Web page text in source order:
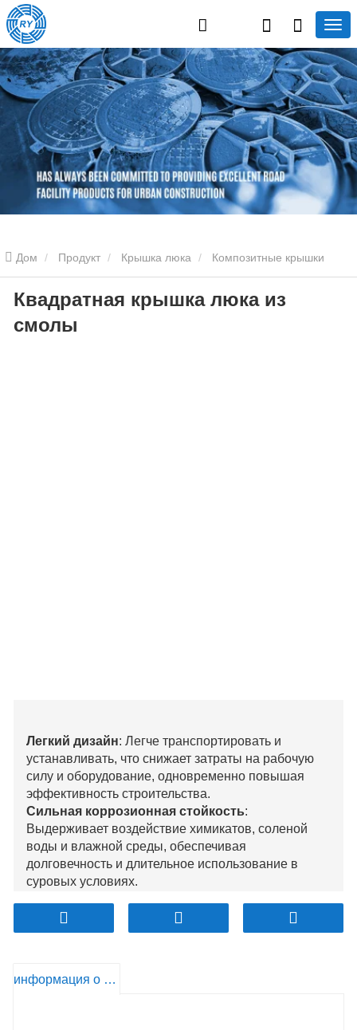
Дом Продукт Крышка люка Композитные крышки
люков Квадратная крышка люка из смолы
Квадратная крышка люка из
смолы
Легкий дизайн: Легче транспортировать и
устанавливать, что снижает затраты на рабочую
силу и оборудование, одновременно повышая
эффективность строительства.
Сильная коррозионная стойкость:
Выдерживает воздействие химикатов, соленой
воды и влажной среды, обеспечивая
долговечность и длительное использование в
суровых условиях.
для выдерживания значительных грузов, что
делает их пригодными для тротуаров, парковок и
Обработано противоскользящими свойствами,
информация о продукте